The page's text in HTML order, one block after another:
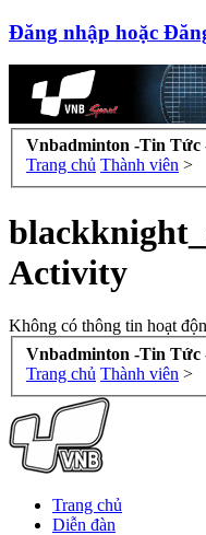
Đăng nhập hoặc
Vnbadminton -Tin Tức
Trang chủ Thành viên >
Activity
Không có thông tin hoạt
Vnbadminton -Tin Tức
Trang chủ Thành viên >
Trang chủ
Diễn đàn